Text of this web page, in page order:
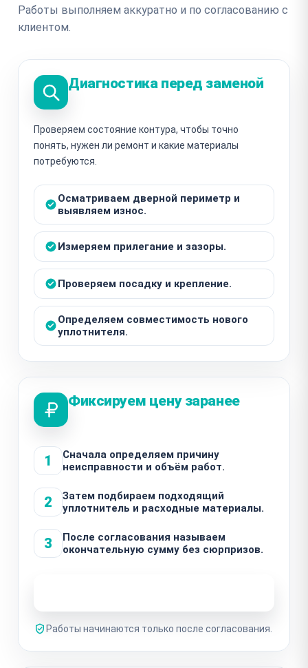
Работы выполняем аккуратно и по согласованию с
клиентом.
Диагностика перед заменой
Проверяем состояние контура, чтобы точно
понять, нужен ли ремонт и какие материалы
потребуются.
Осматриваем дверной периметр и
выявляем износ.
Измеряем прилегание и зазоры.
Проверяем посадку и крепление.
Определяем совместимость нового
уплотнителя.
Фиксируем цену заранее
1
Сначала определяем причину
неисправности и объём работ.
2
Затем подбираем подходящий
уплотнитель и расходные материалы.
3
После согласования называем
окончательную сумму без сюрпризов.
Работы начинаются только после согласования.